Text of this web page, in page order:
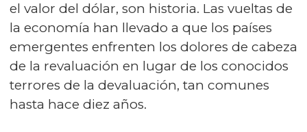
el valor del dólar, son historia. Las vueltas de
la economía han llevado a que los países
emergentes enfrenten los dolores de cabeza
de la revaluación en lugar de los conocidos
terrores de la devaluación, tan comunes
hasta hace diez años.